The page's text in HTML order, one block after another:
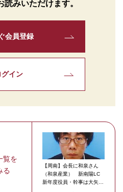
みいただけます。
会員登録
グイン
覧を
る
【周南】会長に和泉さん
（和泉産業） 新南陽LC
新年度役員・幹事は大矢さ